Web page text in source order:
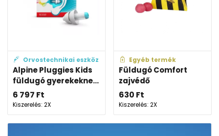
Orvostechnikai eszköz
Alpine Pluggies Kids
füldugó gyerekekne...
6 797 Ft
Kiszerelés: 2X
Egyéb termék
Füldugó Comfort
zajvédő
630 Ft
Kiszerelés: 2X